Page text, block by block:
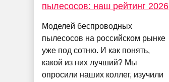
пылесосов: наш рейтинг 2026
Моделей беспроводных
пылесосов на российском рынке
уже под сотню. И как понять,
какой из них лучший? Мы
опросили наших коллег, изучили